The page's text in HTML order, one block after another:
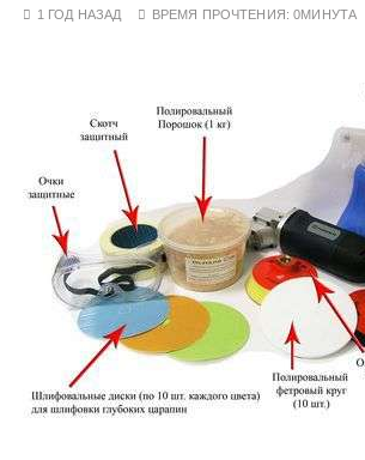
1 ГОД НАЗАД ВРЕМЯ ПРОЧТЕНИЯ:0МИНУТА